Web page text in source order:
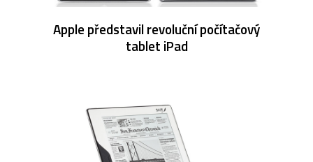
Apple představil revoluční počítačový
tablet iPad